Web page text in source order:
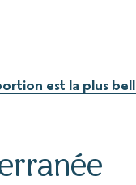
est la plus